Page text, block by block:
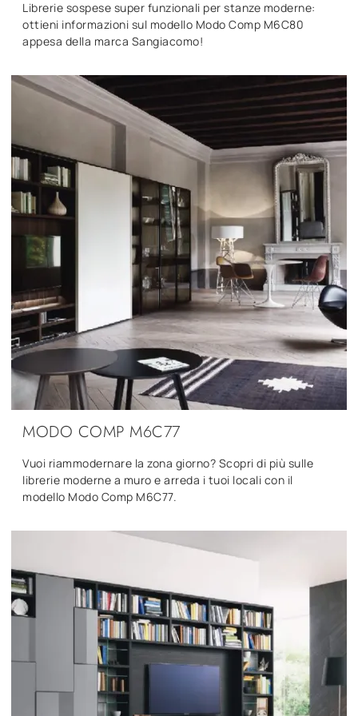
Librerie sospese super funzionali per stanze moderne:
ottieni informazioni sul modello Modo Comp M6C80
appesa della marca Sangiacomo!
MODO COMP M6C77
Vuoi riammodernare la zona giorno? Scopri di più sulle
librerie moderne a muro e arreda i tuoi locali con il
modello Modo Comp M6C77.